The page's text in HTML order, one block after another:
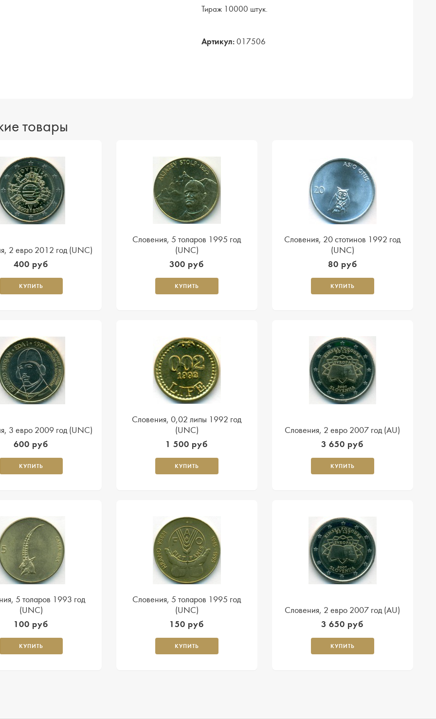
Тираж 10000 штук.
Артикул: 017506
товары
2 евро 2012 год (UNC)
400 руб
КУПИТЬ
Словения, 5 толаров 1995 год
(UNC)
300 руб
КУПИТЬ
Словения, 20 стотинов 1992 год
(UNC)
80 руб
КУПИТЬ
3 евро 2009 год (UNC)
600 руб
КУПИТЬ
Словения, 0,02 липы 1992 год
(UNC)
1 500 руб
КУПИТЬ
Словения, 2 евро 2007 год (AU)
3 650 руб
КУПИТЬ
5 толаров 1993 год
(UNC)
100 руб
КУПИТЬ
Словения, 5 толаров 1995 год
(UNC)
150 руб
КУПИТЬ
Словения, 2 евро 2007 год (AU)
3 650 руб
КУПИТЬ